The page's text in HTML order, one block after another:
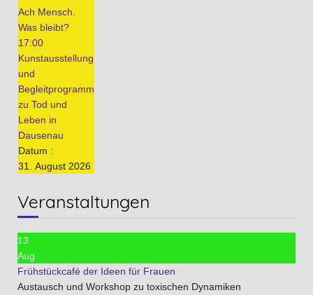
Ach Mensch.
Was bleibt?
17:00
Kunstausstellung
und
Begleitprogramm
zu Tod und
Leben in
Dausenau
Datum :
31. August 2026
Veranstaltungen
13
Aug
Frühstückcafé der Ideen für Frauen
Austausch und Workshop zu toxischen Dynamiken